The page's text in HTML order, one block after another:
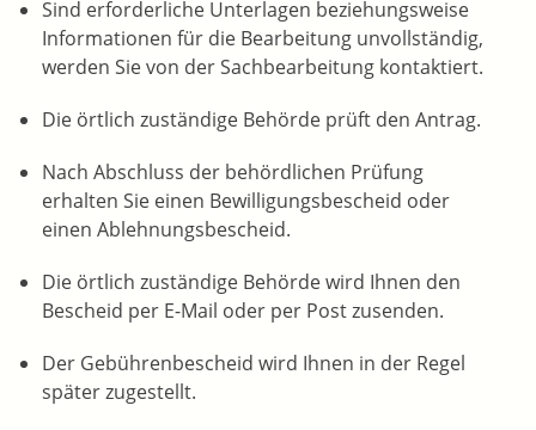
Sind erforderliche Unterlagen beziehungsweise
Informationen für die Bearbeitung unvollständig,
werden Sie von der Sachbearbeitung kontaktiert.
Die örtlich zuständige Behörde prüft den Antrag.
Nach Abschluss der behördlichen Prüfung
erhalten Sie einen Bewilligungsbescheid oder
einen Ablehnungsbescheid.
Die örtlich zuständige Behörde wird Ihnen den
Bescheid per E-Mail oder per Post zusenden.
Der Gebührenbescheid wird Ihnen in der Regel
später zugestellt.